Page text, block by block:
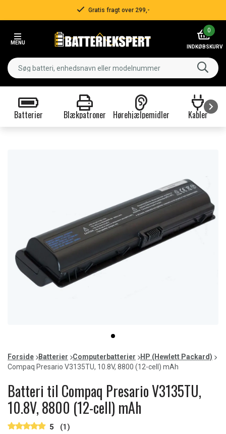
Gratis fragt over 299,-
MENU
0
INDKØBSKURV
Batterier Blækpatroner Hørehjælpemidler Kabler
item
0
of
1
Forside Batterier Computerbatterier
HP (Hewlett Packard)
Compaq Presario V3135TU, 10.8V, 8800 (12-cell) mAh
Batteri til Compaq Presario V3135TU,
10.8V, 8800 (12-cell) mAh
5 (1)